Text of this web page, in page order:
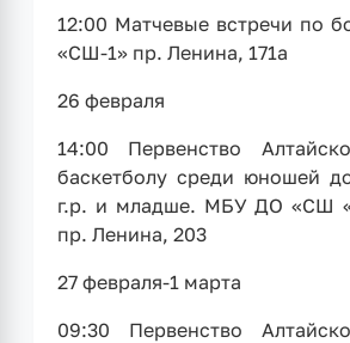
12:00 Матчевые встречи по
«СШ-1» пр. Ленина, 171а
26 февраля
14:00 Первенство
баскетболу среди юношей
г.р. и младше. МБУ ДО «СШ
пр. Ленина, 203
27 февраля-1 марта
09:30 Первенство